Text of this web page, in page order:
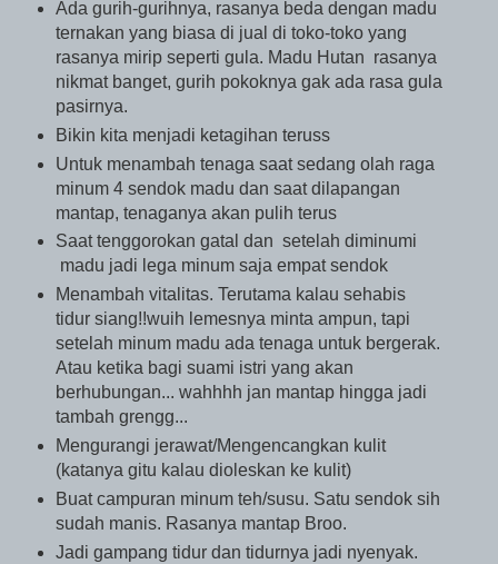
Ada gurih-gurihnya, rasanya beda dengan madu
ternakan yang biasa di jual di toko-toko yang
rasanya mirip seperti gula. Madu Hutan rasanya
nikmat banget, gurih pokoknya gak ada rasa gula
pasirnya.
Bikin kita menjadi ketagihan teruss
Untuk menambah tenaga saat sedang olah raga
minum 4 sendok madu dan saat dilapangan
mantap, tenaganya akan pulih terus
Saat tenggorokan gatal dan setelah diminumi
madu jadi lega minum saja empat sendok
Menambah vitalitas. Terutama kalau sehabis
tidur siang!!wuih lemesnya minta ampun, tapi
setelah minum madu ada tenaga untuk bergerak.
Atau ketika bagi suami istri yang akan
berhubungan... wahhhh jan mantap hingga jadi
tambah grengg...
Mengurangi jerawat/Mengencangkan kulit
(katanya gitu kalau dioleskan ke kulit)
Buat campuran minum teh/susu. Satu sendok sih
sudah manis. Rasanya mantap Broo.
Jadi gampang tidur dan tidurnya jadi nyenyak.